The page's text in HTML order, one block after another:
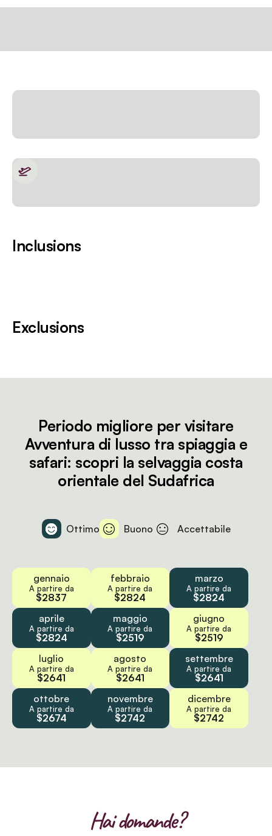
Inclusions
Exclusions
Periodo migliore per visitare
Avventura di lusso tra spiaggia e
safari: scopri la selvaggia costa
orientale del Sudafrica
Ottimo Buono Accettabile
gennaio
A partire da
$2837
febbraio
A partire da
$2824
marzo
A partire da
$2824
aprile
A partire da
$2824
maggio
A partire da
$2519
giugno
A partire da
$2519
luglio
A partire da
$2641
agosto
A partire da
$2641
settembre
A partire da
$2641
ottobre
A partire da
$2674
novembre
A partire da
$2742
dicembre
A partire da
$2742
Hai domande?